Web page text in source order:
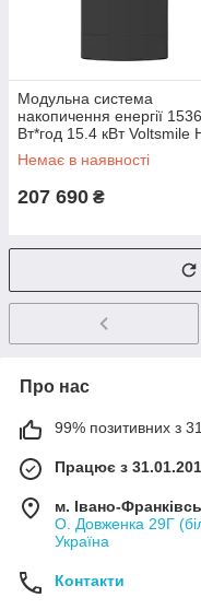
Модульна система
накопичення енергії
Вт*год 15.4 кВт Voltsmile
Немає в наявності
207 690 ₴
Про нас
99% позитивних з
Працює з
м. Івано-
О. Довженка 29Г
Україна
Контакти